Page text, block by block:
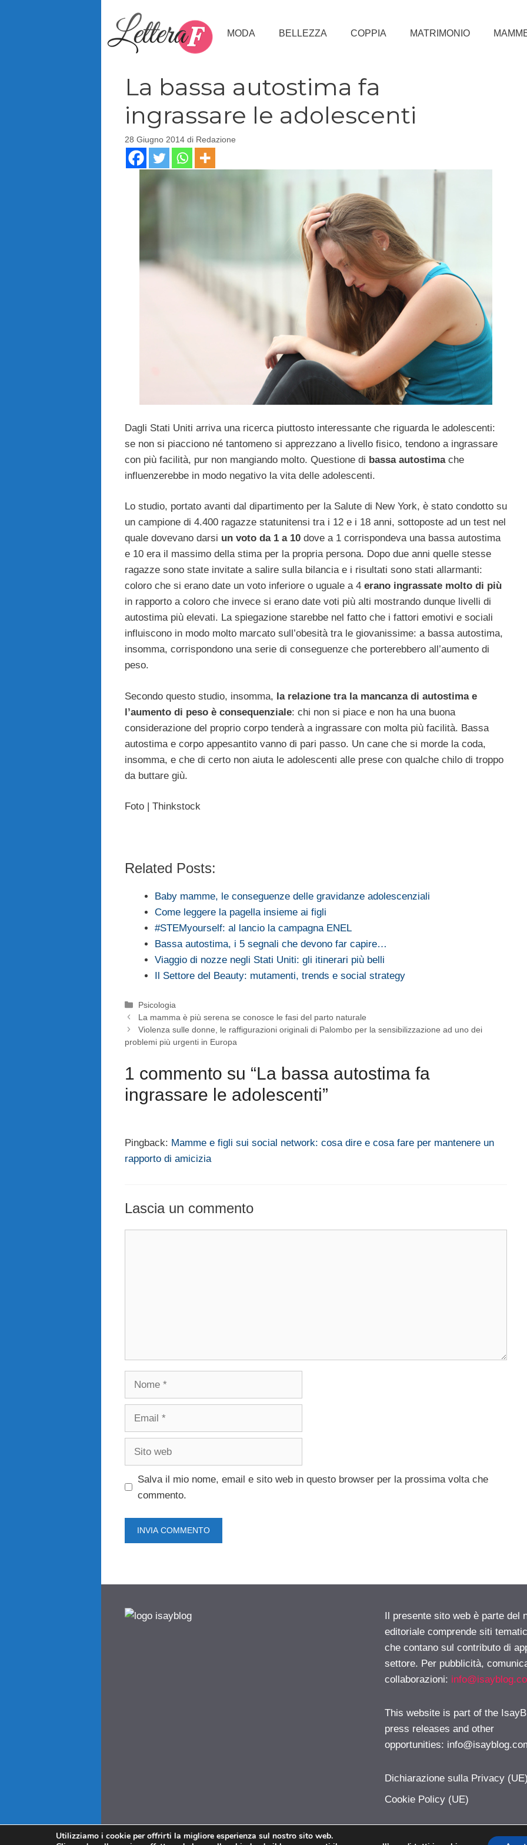
MODA BELLEZZA COPPIA MATRIMONIO
La bassa autostima fa
ingrassare le adolescenti
28 Giugno 2014 di Redazione
Dagli Stati Uniti arriva una ricerca piuttosto interessante che riguarda le adolescenti:
se non si piacciono né tantomeno si apprezzano a livello fisico, tendono a ingrassare
con più facilità, pur non mangiando molto. Questione di bassa autostimache
influenzerebbe in modo negativo la vita delle adolescenti.
Lo studio, portato avanti dal dipartimento per la Salute di New York, è stato condotto su
un campione di 4.400 ragazze statunitensi tra i 12 e i 18 anni, sottoposte ad un test nel
quale dovevano darsi un voto da 1 a 10 dove a 1 corrispondeva una bassa autostima
e 10 era il massimo della stima per la propria persona. Dopo due anni quelle stesse
ragazze sono state invitate a salire sulla bilancia e i risultati sono stati allarmanti:
coloro che si erano date un voto inferiore o uguale a 4 erano ingrassate molto di più
in rapporto a coloro che invece si erano date voti più alti mostrando dunque livelli di
autostima più elevati. La spiegazione starebbe nel fatto che i fattori emotivi e sociali
influiscono in modo molto marcato sull’obesità tra le giovanissime: a bassa autostima,
insomma, corrispondono una serie di conseguenze che porterebbero all’aumento di
peso.
Secondo questo studio, insomma, la relazione tra la mancanza di autostima e
l’aumento di peso è consequenziale: chi non si piace e non ha una buona
considerazione del proprio corpo tenderà a ingrassare con molta più facilità. Bassa
autostima e corpo appesantito vanno di pari passo. Un cane che si morde la coda,
insomma, e che di certo non aiuta le adolescenti alle prese con qualche chilo di troppo
da buttare giù.
Foto | Thinkstock
Related Posts:
Baby mamme, le conseguenze delle gravidanze adolescenziali
Come leggere la pagella insieme ai figli
#STEMyourself: al lancio la campagna ENEL
Bassa autostima, i 5 segnali che devono far capire…
Viaggio di nozze negli Stati Uniti: gli itinerari più belli
Il Settore del Beauty: mutamenti, trends e social strategy
Categorie
Psicologia
La mamma è più serena se conosce le fasi del parto naturale
Violenza sulle donne, le raffigurazioni originali di Palombo per la sensibilizzazione ad uno dei
problemi più urgenti in Europa
1 commento su “La bassa autostima fa
ingrassare le adolescenti”
Pingback: Mamme e figli sui social network: cosa dire e cosa fare per mantenere un
rapporto di amicizia
Lascia un commento
Salva il mio nome, email e sito web in questo browser per la prossima volta che
commento.
Il presente sito web è parte
editoriale comprende siti
che contano sul contributo di
settore. Per pubblicità,
collaborazioni:
This website is part of the
press releases and other
opportunities:
Dichiarazione sulla Privacy
Cookie Policy (UE)
Utilizziamo i cookie per offrirti la migliore esperienza sul nostro sito web.